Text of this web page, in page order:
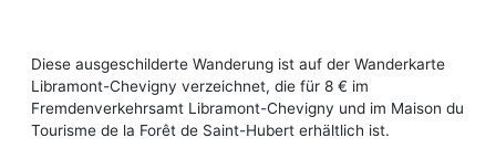
Diese ausgeschilderte Wanderung ist auf der Wanderkarte
Libramont-Chevigny verzeichnet, die für 8 € im
Fremdenverkehrsamt Libramont-Chevigny und im Maison du
Tourisme de la Forêt de Saint-Hubert erhältlich ist.